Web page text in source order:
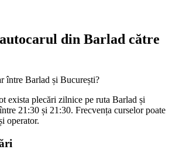
din Barlad către
între Barlad și București?
exista plecări zilnice pe ruta Barlad și
21:30 și 21:30. Frecvența curselor poate
operator.